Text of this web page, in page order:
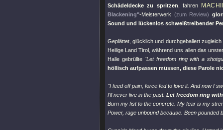
Schädeldecke zu spritzen , fahren
Blackening"-Meisterwerk (zum Review)
Sound und lückenlos schweißtreibender
Geplättet, glücklich und durchgeballert
Heilige Land Tirol, während uns allen das
Halle gebrüllte "Let freedom ring with a
höllisch aufpassen müssen, diese Parole
"I feed off pain, force fed to love it. And now I
I′ll never live in the past. Let freedom ring
Burn my fist to the concrete. My fear is my
Power, rage unbound because. Been pounded